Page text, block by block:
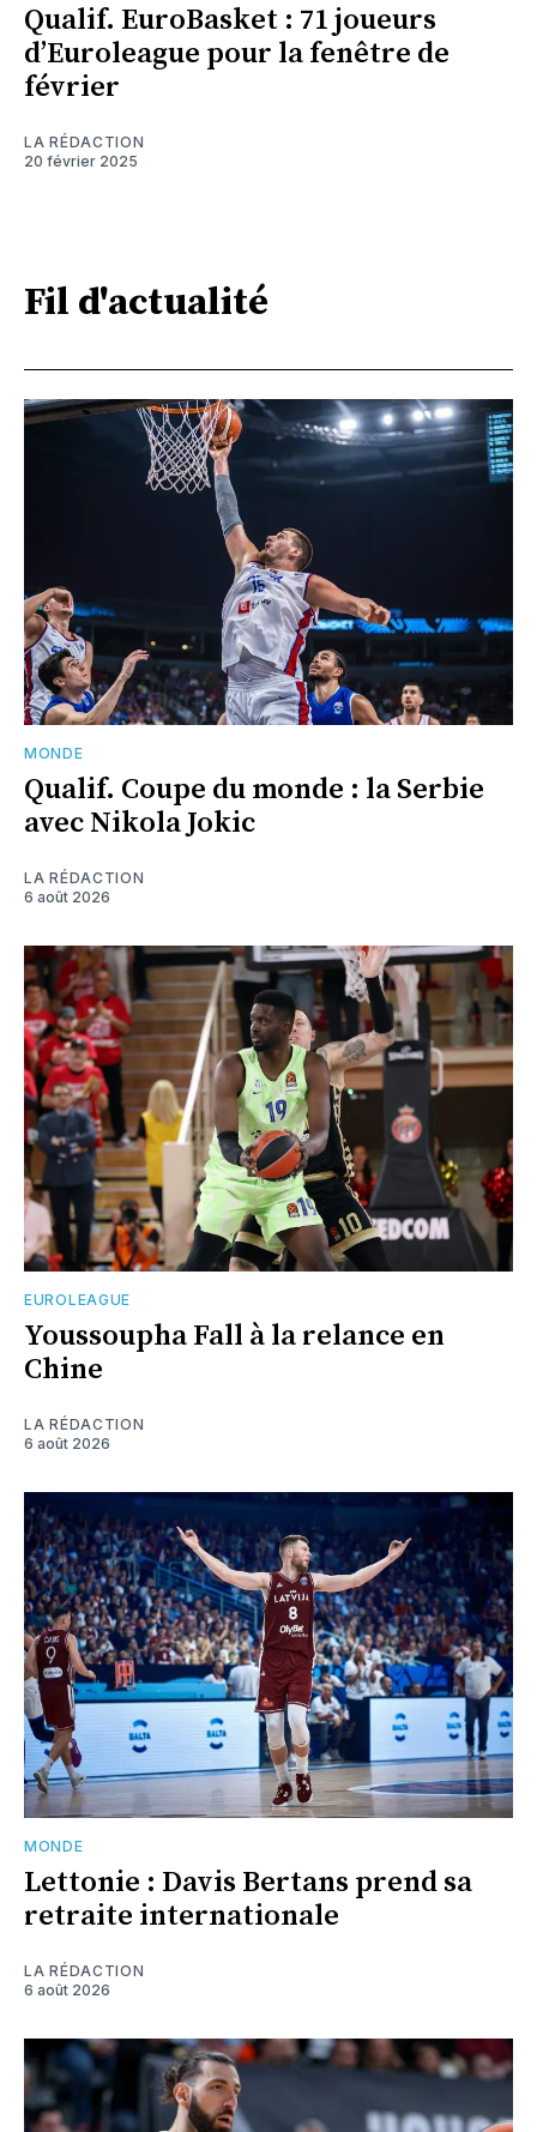
Qualif. EuroBasket : 71 joueurs
d’Euroleague pour la fenêtre de
février
LA RÉDACTION
20 février 2025
Fil d'actualité
MONDE
Qualif. Coupe du monde : la Serbie
avec Nikola Jokic
LA RÉDACTION
6 août 2026
EUROLEAGUE
Youssoupha Fall à la relance en
Chine
LA RÉDACTION
6 août 2026
MONDE
Lettonie : Davis Bertans prend sa
retraite internationale
LA RÉDACTION
6 août 2026